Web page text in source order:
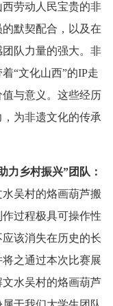
劳动人民宝贵的非
默契配合，以及在
队力量的强大。非
“文化山西”的IP走
与意义。这些经历
为非遗文化的传承
乡村振兴”团队：
吴村的烙画葫芦搬
过程极具可操作性
该消失在历史的长
之通过本次比赛展
水吴村的烙画葫芦